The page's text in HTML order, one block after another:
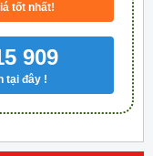
tốt nhất!
909
tại đây !